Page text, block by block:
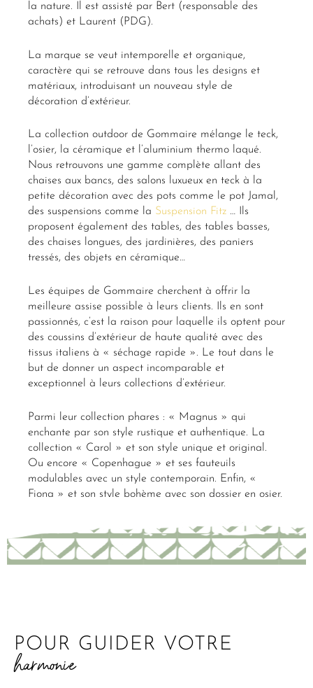
la nature. Il est assisté par Bert (responsable des
achats) et Laurent (PDG).
La marque se veut intemporelle et organique,
caractère qui se retrouve dans tous les designs et
matériaux, introduisant un nouveau style de
décoration d’extérieur.
La collection outdoor de Gommaire mélange le teck,
l’osier, la céramique et l’aluminium thermo laqué.
Nous retrouvons une gamme complète allant des
chaises aux bancs, des salons luxueux en teck à la
petite décoration avec des pots comme le pot Jamal,
des suspensions comme la Suspension Fitz … Ils
proposent également des tables, des tables basses,
des chaises longues, des jardinières, des paniers
tressés, des objets en céramique…
Les équipes de Gommaire cherchent à offrir la
meilleure assise possible à leurs clients. Ils en sont
passionnés, c’est la raison pour laquelle ils optent pour
des coussins d’extérieur de haute qualité avec des
tissus italiens à « séchage rapide ». Le tout dans le
but de donner un aspect incomparable et
exceptionnel à leurs collections d’extérieur.
Parmi leur collection phares : « Magnus » qui
enchante par son style rustique et authentique. La
collection « Carol » et son style unique et original.
Ou encore « Copenhague » et ses fauteuils
modulables avec un style contemporain. Enfin, «
Fiona » et son style bohème avec son dossier en osier.
POUR GUIDER VOTRE
harmonie